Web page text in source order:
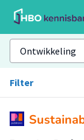
Filter